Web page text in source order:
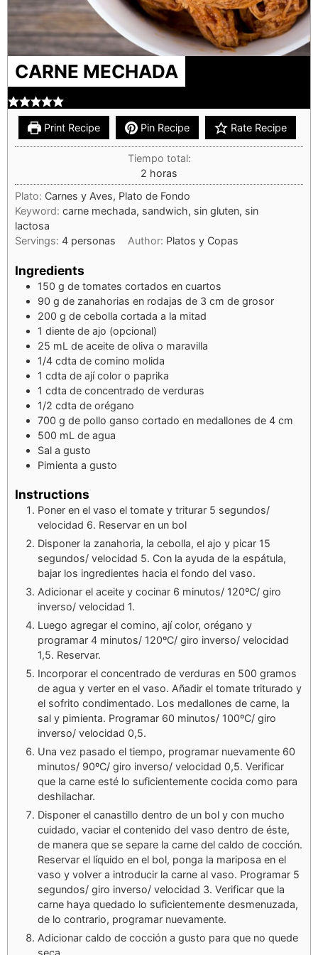
CARNE MECHADA
Print Recipe Pin Recipe Rate Recipe
Tiempo total:
2 horas
Plato: Carnes y Aves, Plato de Fondo
Keyword: carne mechada, sandwich, sin gluten, sin
lactosa
Servings: 4 personas Author: Platos y Copas
Ingredients
150 g de tomates cortados en cuartos
90 g de zanahorias en rodajas de 3 cm de grosor
200 g de cebolla cortada a la mitad
1 diente de ajo (opcional)
25 mL de aceite de oliva o maravilla
1/4 cdta de comino molida
1 cdta de ají color o paprika
1 cdta de concentrado de verduras
1/2 cdta de orégano
700 g de pollo ganso cortado en medallones de 4 cm
500 mL de agua
Sal a gusto
Pimienta a gusto
Instructions
Poner en el vaso el tomate y triturar 5 segundos/
velocidad 6. Reservar en un bol
Disponer la zanahoria, la cebolla, el ajo y picar 15
segundos/ velocidad 5. Con la ayuda de la espátula,
bajar los ingredientes hacia el fondo del vaso.
Adicionar el aceite y cocinar 6 minutos/ 120ºC/ giro
inverso/ velocidad 1.
Luego agregar el comino, ají color, orégano y
programar 4 minutos/ 120ºC/ giro inverso/ velocidad
1,5. Reservar.
Incorporar el concentrado de verduras en 500 gramos
de agua y verter en el vaso. Añadir el tomate triturado y
el sofrito condimentado. Los medallones de carne, la
sal y pimienta. Programar 60 minutos/ 100ºC/ giro
inverso/ velocidad 0,5.
Una vez pasado el tiempo, programar nuevamente 60
minutos/ 90ºC/ giro inverso/ velocidad 0,5. Verificar
que la carne esté lo suficientemente cocida como para
deshilachar.
Disponer el canastillo dentro de un bol y con mucho
cuidado, vaciar el contenido del vaso dentro de éste,
de manera que se separe la carne del caldo de cocción.
Reservar el líquido en el bol, ponga la mariposa en el
vaso y volver a introducir la carne al vaso. Programar 5
segundos/ giro inverso/ velocidad 3. Verificar que la
carne haya quedado lo suficientemente desmenuzada,
de lo contrario, programar nuevamente.
Adicionar caldo de cocción a gusto para que no quede